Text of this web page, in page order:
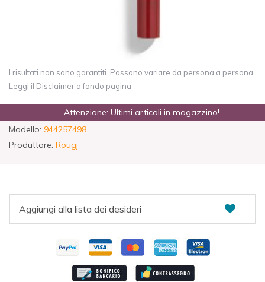
I risultati non sono garantiti. Possono variare da persona a persona.
Leggi il Disclaimer a fondo pagina
Attenzione: Ultimi articoli in magazzino!
Modello: 944257498
Produttore: Rougj
Aggiungi alla lista dei desideri